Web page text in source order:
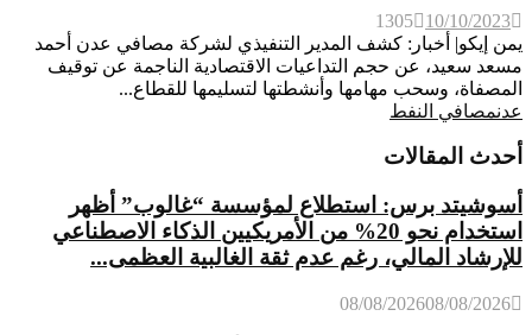
10/10/2023
1305
يمن إيكو| أخبار: كشف المدير التنفيذي لشركة مصافي عدن أحمد
مسعد سعيد، عن حجم التداعيات الاقتصادية الناجمة عن توقيف
المصفاة، وسحب مهامها وأنشطتها لتسليمها للقطاع...
عدنمصافي النفط
أحدث المقالات
أسوشيتد برس: استطلاع لمؤسسة “غالوب” أظهر
استخدام نحو 20% من الأمريكيين الذكاء الاصطناعي
للإرشاد المالي، رغم عدم ثقة الغالبية العظمى...
08/08/202608/08/2026